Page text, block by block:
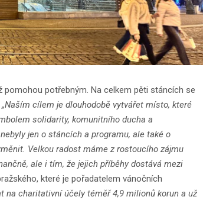
potřebným. Na celkem pěti stáncích se
„Naším cílem je dlouhodobě vytvářet místo, které
solidarity, komunitního ducha a
jen o stáncích a programu, ale také o
Velkou radost máme z rostoucího zájmu
ale i tím, že jejich příběhy dostává mezi
které je pořadatelem vánočních
na charitativní účely téměř 4,9 milionů korun a už